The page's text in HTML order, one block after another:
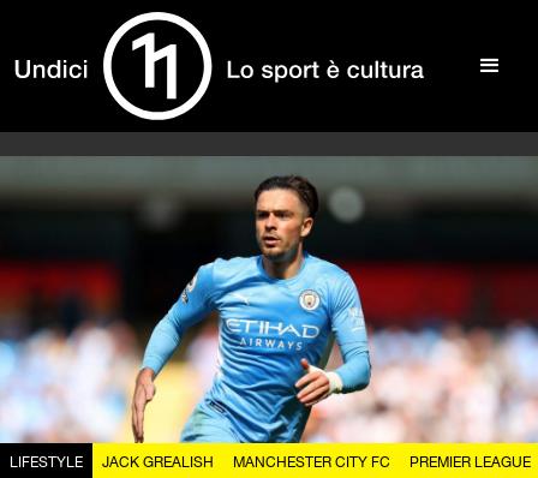
LIFESTYLE JACK GREALISH MANCHESTER CITY FC PREMIER LEAGUE